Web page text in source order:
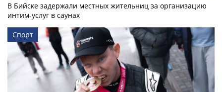
В Бийске задержали местных жительниц за организацию
интим-услуг в саунах
Спорт